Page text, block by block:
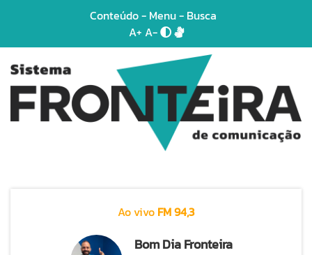
Conteúdo- Menu- Busca
A+ A-
Ao vivo FM 94,3
Bom Dia Fronteira